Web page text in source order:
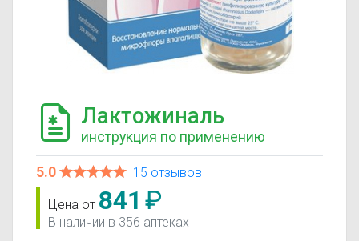
Лактожиналь
инструкция по применению
5.0 15 отзывов
Цена от 841 ₽
В наличии в 356 аптеках